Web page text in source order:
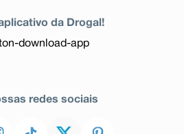
da Drogal!
redes sociais